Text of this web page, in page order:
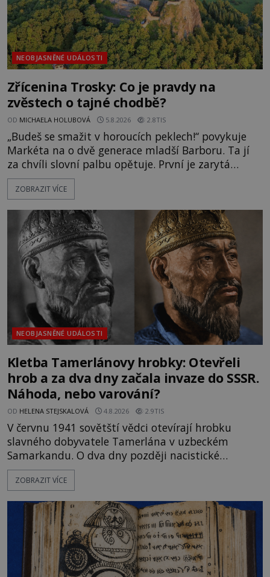
NEOBJASNĚNÉ UDÁLOSTI
Zřícenina Trosky: Co je pravdy na
zvěstech o tajné chodbě?
OD MICHAELA HOLUBOVÁ 5.8.2026 2.8TIS
„Budeš se smažit v horoucích peklech!“ povykuje
Markéta na o dvě generace mladší Barboru. Ta jí
za chvíli slovní palbu opětuje. První je zarytá
katolička, druhá přesvědčená kališnice. A každá z
nich se usídlí na jedné z věží slavného hradu
mezi vůdce protihusitského boje. Za manželku má
skutečně jistou
ZOBRAZIT VÍCE
NEOBJASNĚNÉ UDÁLOSTI
Kletba Tamerlánovy hrobky: Otevřeli
hrob a za dva dny začala invaze do SSSR.
Náhoda, nebo varování?
OD HELENA STEJSKALOVÁ 4.8.2026 2.9TIS
V červnu 1941 sovětští vědci otevírají hrobku
slavného dobyvatele Tamerlána v uzbeckém
Samarkandu. O dva dny později nacistické
Německo zahajuje operaci Barbarossa a napadá
Sovětský svaz. Shoda dat je natolik zarážející, že se
na legendě něco pravdy, nebo jde jen o fascinující
souhru okolností? Když antropolog Michail
Gerasimov (1907-1970) a
ZOBRAZIT VÍCE